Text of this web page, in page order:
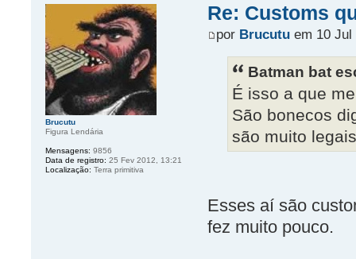
Re: Customs
por Brucutuem 10 Jul
Batman bat
É isso a que
São bonecos
são muito
Esses aí são
fez muito pouco.
Brucutu
Figura Lendária
Mensagens: 9856
Data de registro: 25 Fev 2012, 13:21
Localização: Terra primitiva